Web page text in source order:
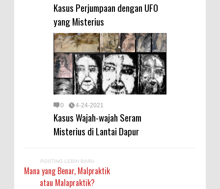
Kasus Perjumpaan dengan UFO
yang Misterius
0 4-24-2021
Kasus Wajah-wajah Seram
Misterius di Lantai Dapur
POSTING LEBIH BARU
Mana yang Benar, Malpraktik
atau Malapraktik?